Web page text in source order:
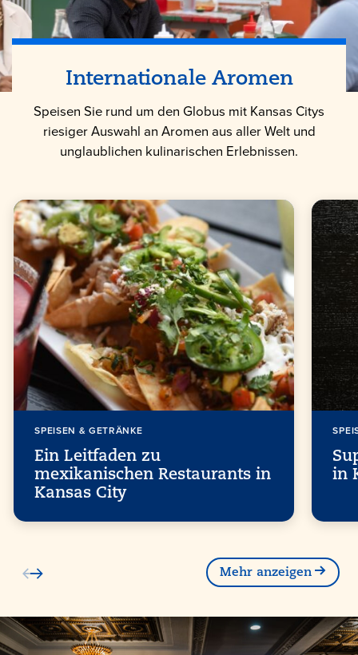
Internationale Aromen
Speisen Sie rund um den Globus mit Kansas Citys
riesiger Auswahl an Aromen aus aller Welt und
unglaublichen kulinarischen Erlebnissen.
SPEISEN & GETRÄNKE
Ein Leitfaden zu
mexikanischen Restaurants in
Kansas City
in
Mehr anzeigen